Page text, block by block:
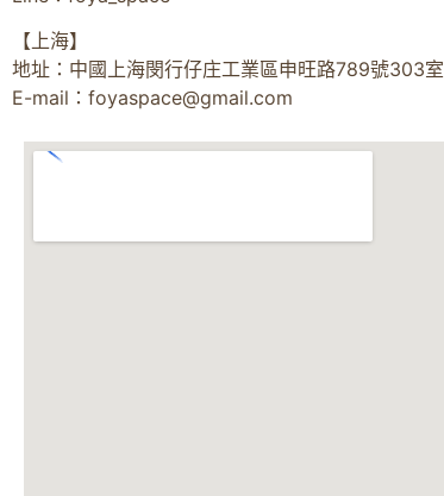
【上海】
地址：中國上海閔行仔庄工業區申旺路789號303室
E-mail： foyaspace@gmail.com